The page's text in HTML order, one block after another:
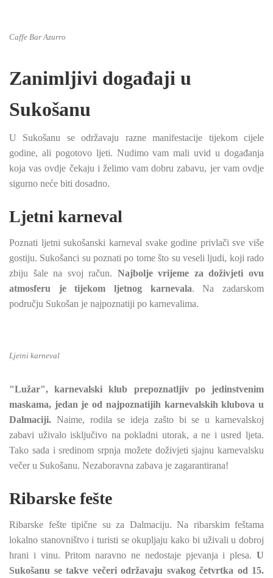
Caffe Bar Azurro
Zanimljivi događaji u
Sukošanu
U Sukošanu se održavaju razne manifestacije tijekom cijele
godine, ali pogotovo ljeti. Nudimo vam mali uvid u događanja
koja vas ovdje čekaju i želimo vam dobru zabavu, jer vam ovdje
sigurno neće biti dosadno.
Ljetni karneval
Poznati ljetni sukošanski karneval svake godine privlači sve više
gostiju. Sukošanci su poznati po tome što su veseli ljudi, koji rado
zbiju šale na svoj račun. Najbolje vrijeme za doživjeti ovu
atmosferu je tijekom ljetnog karnevala. Na zadarskom
području Sukošan je najpoznatiji po karnevalima.
Ljetni karneval
"Lužar", karnevalski klub prepoznatljiv po jedinstvenim
maskama, jedan je od najpoznatijih karnevalskih klubova u
Dalmaciji. Naime, rodila se ideja zašto bi se u karnevalskoj
zabavi uživalo isključivo na pokladni utorak, a ne i usred ljeta.
Tako sada i sredinom srpnja možete doživjeti sjajnu karnevalsku
večer u Sukošanu. Nezaboravna zabava je zagarantirana!
Ribarske fešte
Ribarske fešte tipične su za Dalmaciju. Na ribarskim feštama
lokalno stanovništvo i turisti se okupljaju kako bi uživali u dobroj
hrani i vinu. Pritom naravno ne nedostaje pjevanja i plesa. U
Sukošanu se takve večeri održavaju svakog četvrtka od 15.